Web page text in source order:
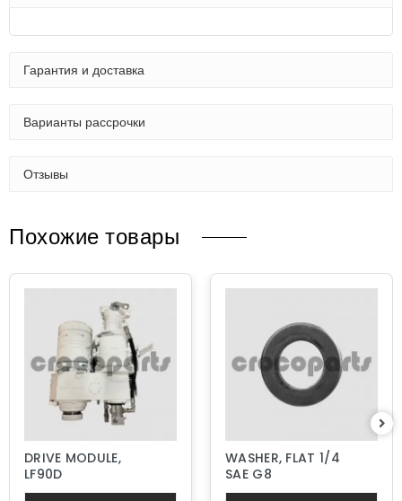
Гарантия и доставка
Варианты рассрочки
Отзывы
Похожие товары
DRIVE MODULE,
LF90D
WASHER, FLAT 1/4
SAE G8